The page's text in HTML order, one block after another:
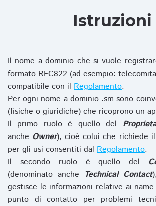
Istruzioni
Il nome a dominio che si vuole
formato RFC822 (ad esempio:
compatibile con il Regolamento.
Per ogni nome a dominio .sm sono
(fisiche o giuridiche) che ricoprono un
Il primo ruolo è quello del
anche Owner), cioè colui che richiede
per gli usi consentiti dal Regolamento.
Il secondo ruolo è quello del
(denominato anche Technical Contact
gestisce le informazioni relative ai
punto di contatto per problemi